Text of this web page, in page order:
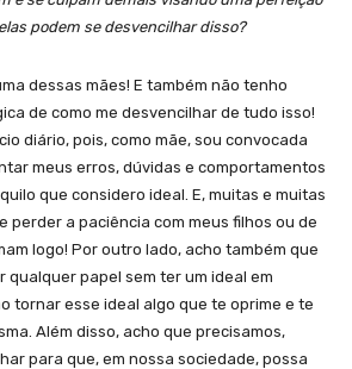
podem se desvencilhar disso?
dessas mães! E também não tenho
de como me desvencilhar de tudo isso!
diário, pois, como mãe, sou convocada
meus erros, dúvidas e comportamentos
que considero ideal. E, muitas e muitas
perder a paciência com meus filhos ou de
logo! Por outro lado, acho também que
qualquer papel sem ter um ideal em
tornar esse ideal algo que te oprime e te
Além disso, acho que precisamos,
para que, em nossa sociedade, possa